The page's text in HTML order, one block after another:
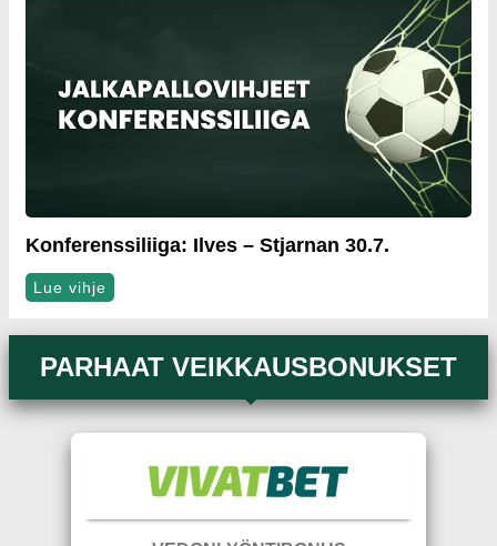
Konferenssiliiga: Ilves – Stjarnan 30.7.
Lue vihje
PARHAAT VEIKKAUSBONUKSET